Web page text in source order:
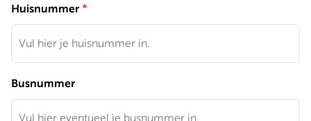
Huisnummer
Busnummer